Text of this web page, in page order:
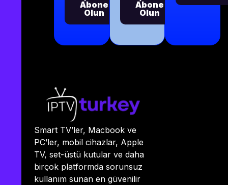
Abone
Olun
Abone
Olun
Smart TV’ler, Macbook ve
PC’ler, mobil cihazlar, Apple
TV, set-üstü kutular ve daha
birçok platformda sorunsuz
kullanım sunan en güvenilir